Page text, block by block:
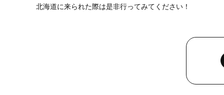
北海道に来られた際は是非行ってみてください！